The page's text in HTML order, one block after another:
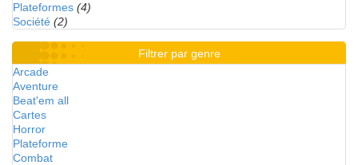
Plateformes (4)
Société (2)
Filtrer par genre
Arcade
Aventure
Beat'em all
Cartes
Horror
Plateforme
Combat